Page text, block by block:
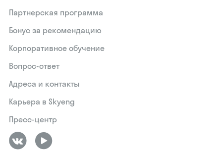
Партнерская программа
Бонус за рекомендацию
Корпоративное обучение
Вопрос-ответ
Адреса и контакты
Карьера в Skyeng
Пресс-центр